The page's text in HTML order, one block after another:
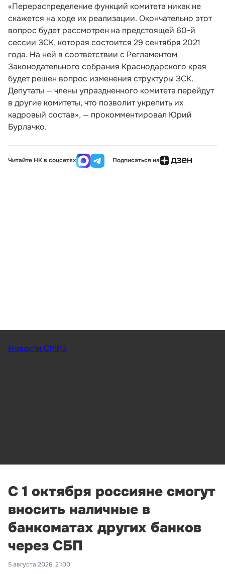
«Перераспределение функций комитета никак не
скажется на ходе их реализации. Окончательно этот
вопрос будет рассмотрен на предстоящей 60-й
сессии ЗСК, которая состоится 29 сентября 2021
года. На ней в соответствии с Регламентом
Законодательного собрания Краснодарского края
будет решен вопрос изменения структуры ЗСК.
Депутаты — члены упраздненного комитета перейдут
в другие комитеты, что позволит укрепить их
кадровый состав», — прокомментировал Юрий
Бурлачко.
Читайте НК в соцсетях Подписаться на
Новости СМИ2
С 1 октября россияне смогут
вносить наличные в
банкоматах других банков
через СБП
5 августа 2026, 21:00